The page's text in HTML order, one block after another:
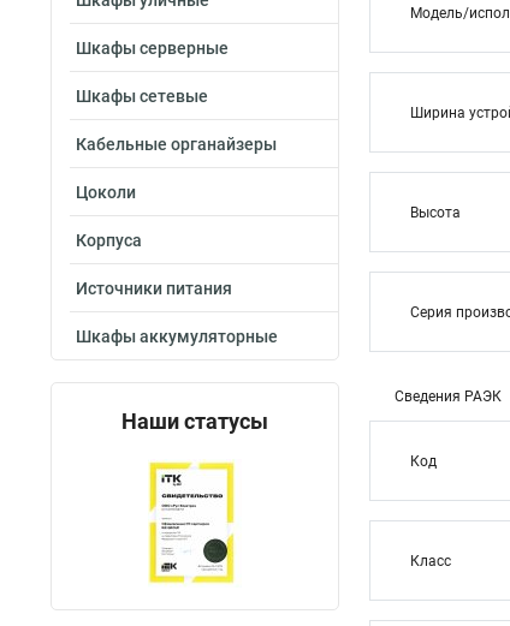
Шкафы серверные
Шкафы сетевые
Кабельные органайзеры
Цоколи
Корпуса
Источники питания
Шкафы аккумуляторные
Наши статусы
Модель/
Ширина
Высота
Серия
Сведения РАЭК
Код
Класс